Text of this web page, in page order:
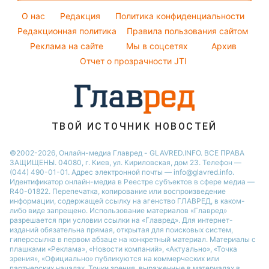
Елена Зеленская
Комнатные растения
Тарифы
Курс валют
O нас Редакция
Политика конфиденциальности
Редакционная политика
Правила пользования сайтом
Реклама на сайте
Мы в соцсетях
Архив
Отчет о прозрачности JTI
ТВОЙ ИСТОЧНИК НОВОСТЕЙ
©2002-2026, Онлайн-медиа Главред - GLAVRED.INFO. ВСЕ ПРАВА
ЗАЩИЩЕНЫ. 04080, г. Киев, ул. Кириловская, дом 23. Телефон —
(044) 490-01-01. Адрес электронной почты — info@glavred.info.
Идентификатор онлайн-медиа в Реестре cубъектов в сфере медиа —
R40-01822. Перепечатка, копирование или воспроизведение
информации, содержащей ссылку на агенство ГЛАВРЕД, в каком-
либо виде запрещено. Использование материалов «Главред»
разрешается при условии ссылки на «Главред». Для интернет-
изданий обязательна прямая, открытая для поисковых систем,
гиперссылка в первом абзаце на конкретный материал. Материалы с
плашками «Реклама», «Новости компаний», «Актуально», «Точка
зрения», «Официально» публикуются на коммерческих или